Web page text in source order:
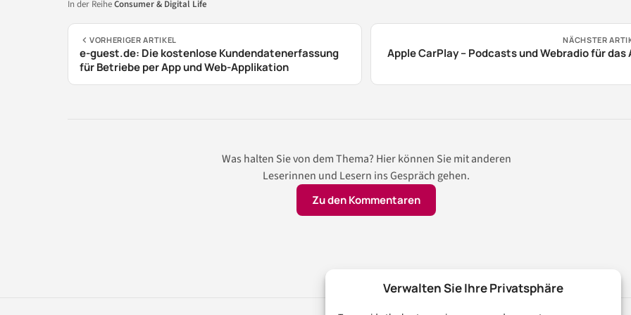
Verwalten Sie Ihre Privatsphäre
In der ReiheConsumer & Digital Life
VORHERIGER ARTIKEL
e-guest.de: Die kostenlose Kundendatenerfassung
für Betriebe per App und Web-Applikation
NÄCHSTER
Apple CarPlay – Podcasts und Webradio für das
Was halten Sie von dem Thema? Hier können Sie mit anderen
Leserinnen und Lesern ins Gespräch gehen.
Zu den Kommentaren